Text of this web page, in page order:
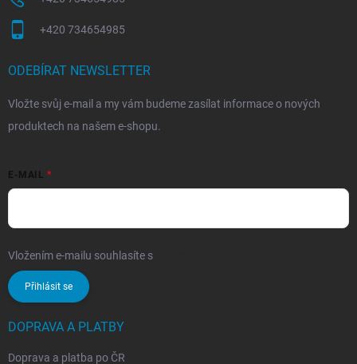
+420 734654985
ODEBÍRAT NEWSLETTER
Vložte svůj e-mail a my vám budeme zasílat informace o nových
produktech na našem e-shopu.
E-MAIL
Vložením e-mailu souhlasíte s
Přihlásit se
DOPRAVA A PLATBY
Doprava a platba po ČR